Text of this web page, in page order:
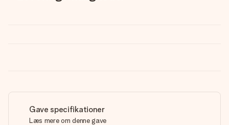
Gave specifikationer
Læs mere om denne gave